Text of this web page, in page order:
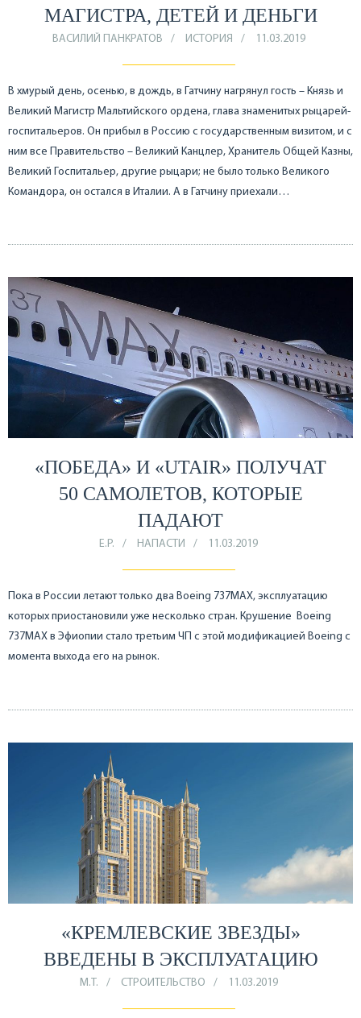
МАГИСТРА, ДЕТЕЙ И ДЕНЬГИ
ВАСИЛИЙ ПАНКРАТОВ ИСТОРИЯ 11.03.2019
В хмурый день, осенью, в дождь, в Гатчину нагрянул гость – Князь и
Великий Магистр Мальтийского ордена, глава знаменитых рыцарей-
госпитальеров. Он прибыл в Россию с государственным визитом, и с
ним все Правительство – Великий Канцлер, Хранитель Общей Казны,
Великий Госпитальер, другие рыцари; не было только Великого
Командора, он остался в Италии. А в Гатчину приехали…
«ПОБЕДА» И «UTAIR» ПОЛУЧАТ
50 САМОЛЕТОВ, КОТОРЫЕ
ПАДАЮТ
Е.Р. НАПАСТИ 11.03.2019
Пока в России летают только два Boeing 737MAX, эксплуатацию
которых приостановили уже несколько стран. Крушение Boeing
737MAX в Эфиопии стало третьим ЧП с этой модификацией Boeing с
момента выхода его на рынок.
«КРЕМЛЕВСКИЕ ЗВЕЗДЫ»
ВВЕДЕНЫ В ЭКСПЛУАТАЦИЮ
М.Т. СТРОИТЕЛЬСТВО 11.03.2019